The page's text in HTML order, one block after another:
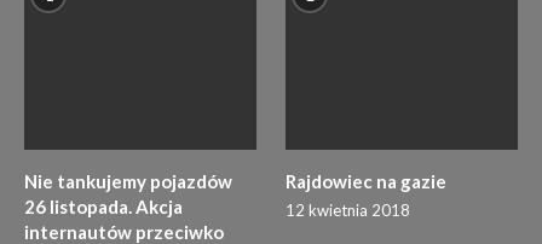
Nie tankujemy pojazdów
26 listopada. Akcja
internautów przeciwko
Rajdowiec na gazie
12 kwietnia 2018